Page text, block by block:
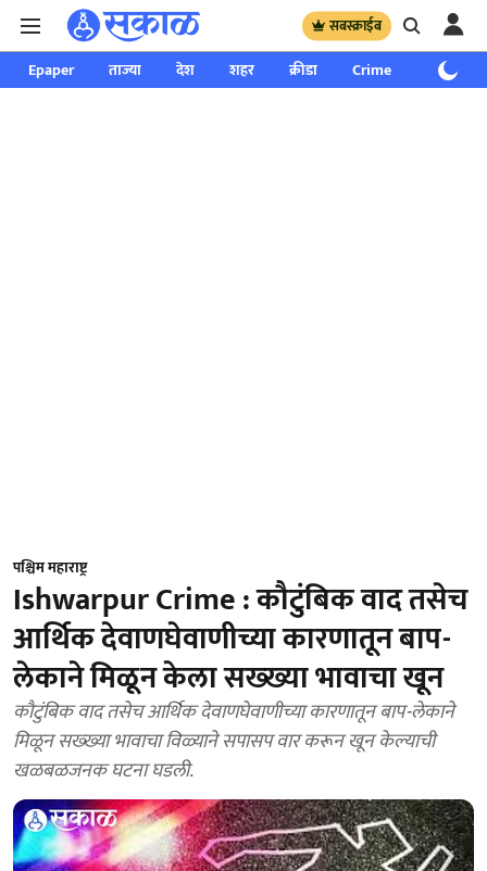
सबस्क्राईब
Epaper ताज्या देश शहर क्रीडा Crime साप्ताहिक
पश्चिम महाराष्ट्र
Ishwarpur Crime : कौटुंबिक वाद तसेच
आर्थिक देवाणघेवाणीच्या कारणातून बाप-
लेकाने मिळून केला सख्ख्या भावाचा खून
कौटुंबिक वाद तसेच आर्थिक देवाणघेवाणीच्या कारणातून बाप-लेकाने
मिळून सख्ख्या भावाचा विळ्याने सपासप वार करून खून केल्याची
खळबळजनक घटना घडली.